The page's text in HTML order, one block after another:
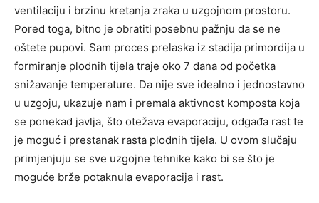
ventilaciju i brzinu kretanja zraka u uzgojnom prostoru.
Pored toga, bitno je obratiti posebnu pažnju da se ne
oštete pupovi. Sam proces prelaska iz stadija primordija u
formiranje plodnih tijela traje oko 7 dana od početka
snižavanje temperature. Da nije sve idealno i jednostavno
u uzgoju, ukazuje nam i premala aktivnost komposta koja
se ponekad javlja, što otežava evaporaciju, odgađa rast te
je moguć i prestanak rasta plodnih tijela. U ovom slučaju
primjenjuju se sve uzgojne tehnike kako bi se što je
moguće brže potaknula evaporacija i rast.